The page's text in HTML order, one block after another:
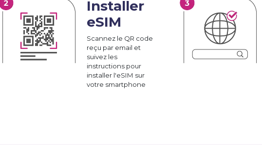
Installer
eSIM
Scannez le QR code
reçu par email et
suivez les
instructions pour
installer l'eSIM sur
votre smartphone